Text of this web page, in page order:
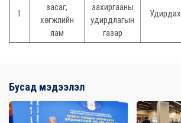
1
засаг,
хөгжлийн
яам
захиргааны
удирдлагын
газар
Удирдах
Бусад мэдээлэл